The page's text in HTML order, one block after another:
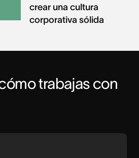
crear una cultura
corporativa sólida
trabajas con